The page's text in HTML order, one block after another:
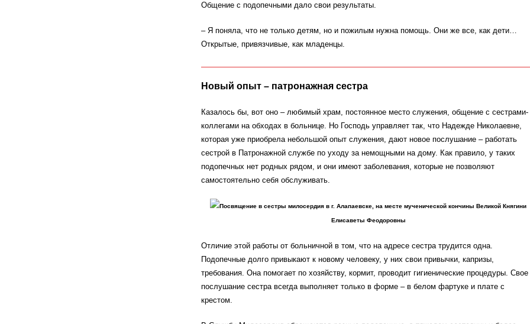
Общение с подопечными дало свои результаты.
– Я поняла, что не только детям, но и пожилым нужна помощь. Они же все, как дети…
Открытые, привязчивые, как младенцы.
Новый опыт – патронажная сестра
Казалось бы, вот оно – любимый храм, постоянное место служения, общение с сестрами-
коллегами на обходах в больнице. Но Господь управляет так, что Надежде Николаевне,
которая уже приобрела небольшой опыт служения, дают новое послушание – работать
сестрой в Патронажной службе по уходу за немощными на дому. Как правило, у таких
подопечных нет родных рядом, и они имеют заболевания, которые не позволяют
самостоятельно себя обслуживать.
Посвящение в сестры милосердия в г. Алапаевске, на месте мученической кончины Великой Княгини
Елисаветы Феодоровны
Отличие этой работы от больничной в том, что на адресе сестра трудится одна.
Подопечные долго привыкают к новому человеку, у них свои привычки, капризы,
требования. Она помогает по хозяйству, кормит, проводит гигиенические процедуры. Свое
послушание сестра всегда выполняет только в форме – в белом фартуке и плате с
крестом.